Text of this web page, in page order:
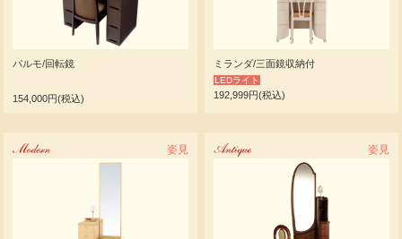
パルモ/回転鏡
154,000円(税込)
ミランダ/三面鏡収納付
LEDライト
192,999円(税込)
姿見 姿見